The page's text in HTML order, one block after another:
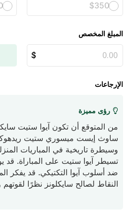
$350
المبلغ المخصص
الإرجاعات
رؤى مميزة
من المتوقع أن تكون آيوا ستيت
ساوث إيست ميسوري ستيت
وسيطرة تاريخية في المباريات
تسيطر آيوا ستيت على المباراة. قد
ضد أسلوب آيوا التكتيكي. قد يفكر
النقاط لصالح سايكلونز نظرًا لقوتهم